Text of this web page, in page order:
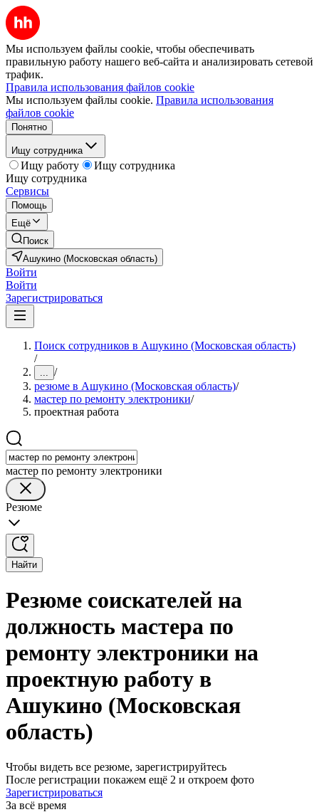
Мы используем файлы cookie, чтобы обеспечивать
правильную работу нашего веб-сайта и анализировать сетевой
трафик.
Правила использования файлов cookie
Мы используем файлы cookie. Правила использования
файлов cookie
Понятно
Ищу сотрудника
Ищу работу
Ищу сотрудника
Ищу сотрудника
Сервисы
Помощь
Ещё
Поиск
Ашукино (Московская область)
Войти
Войти
Зарегистрироваться
Поиск сотрудников в Ашукино (Московская область)
/
... /
резюме в Ашукино (Московская область)/
мастер по ремонту электроники/
проектная работа
мастер по ремонту электроники
Резюме
Найти
Резюме соискателей на
должность мастера по
ремонту электроники на
проектную работу в
Ашукино (Московская
область)
Чтобы видеть все резюме, зарегистрируйтесь
После регистрации покажем ещё 2 и откроем фото
Зарегистрироваться
За всё время